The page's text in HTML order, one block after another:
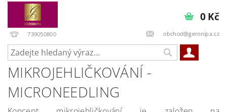
739050800 obchod@geronipa.cz
0 Kč
MIKROJEHLIČKOVÁNÍ -
MICRONEEDLING